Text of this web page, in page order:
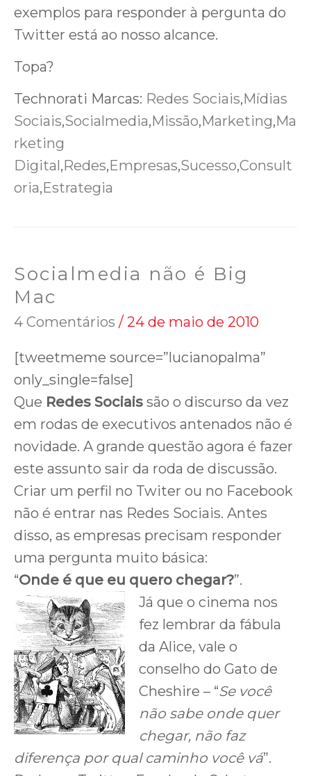
exemplos para responder à pergunta do
Twitter está ao nosso alcance.
Topa?
Technorati Marcas: Redes Sociais,Mídias
Sociais,Socialmedia,Missão,Marketing,Ma
rketing
Digital,Redes,Empresas,Sucesso,Consult
oria,Estrategia
Socialmedia não é Big
Mac
4 Comentários / 24 de maio de 2010
[tweetmeme source=”lucianopalma”
only_single=false]
Que Redes Sociais são o discurso da vez
em rodas de executivos antenados não é
novidade. A grande questão agora é fazer
este assunto sair da roda de discussão.
Criar um perfil no Twiter ou no Facebook
não é entrar nas Redes Sociais. Antes
disso, as empresas precisam responder
uma pergunta muito básica:
“Onde é que eu quero chegar?”.
Já que o cinema nos
fez lembrar da fábula
da Alice, vale o
conselho do Gato de
Cheshire – “Se você
não sabe onde quer
chegar, não faz
diferença por qual caminho você vá”.